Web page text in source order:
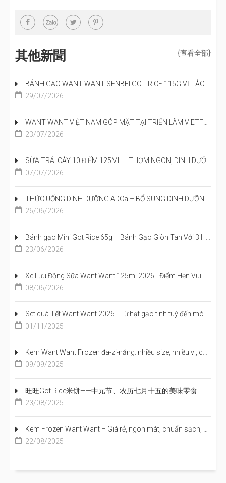
其他新聞 {查看全部}
BÁNH GẠO WANT WANT SENBEI GOT RICE 115G VỊ TẢO BIỂN CÁ NGỪ – GIÒN NGON CHUẨN NHẬT, ĐẬM ĐÀ HƯƠNG VỊ ĐẠI DƯƠNG
29/07/2026
WANT WANT VIỆT NAM GÓP MẶT TẠI TRIỂN LÃM VIETFOOD & BEVERAGE 2026
23/07/2026
SỮA TRÁI CÂY 10 ĐIỂM 125ML – THƠM NGON, DINH DƯỠNG VÀ ĐỒNG HÀNH CÙNG HÀNH TRÌNH HỌC TẬP CỦA TRẺ
07/07/2026
THỨC UỐNG DINH DƯỠNG ADCa – BỔ SUNG DINH DƯỠNG, TIẾP NĂNG LƯỢNG CHO NGÀY MỚI
26/06/2026
Bánh gạo Mini Got Rice 65g – Bánh Gạo Giòn Tan Với 3 Hương Vị Đậm Đà Đã Có Mặt Tại Việt Nam
23/06/2026
Xe Lưu Động Sữa Want Want 125ml 2026 - Điểm Hẹn Vui Khỏe Cho Mẹ Và Bé
08/06/2026
Set quà Tết Want Want 2026 - Từ hạt gạo tinh tuý đến món quà sang trọng, trọn vị đoàn viên
01/11/2025
Kem Want Want Frozen đa-zi-năng: nhiều size, nhiều vị, cả nhà cùng mê
09/09/2025
旺旺Got Rice米饼——中元节、农历七月十五的美味零食
23/08/2025
Kem Frozen Want Want – Giá rẻ, ngon mát, chuẩn sạch, cho trẻ em đến người lớn đều mê
22/08/2025